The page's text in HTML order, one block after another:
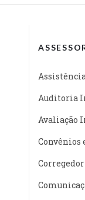
Auditoria
Avaliação
Convênios